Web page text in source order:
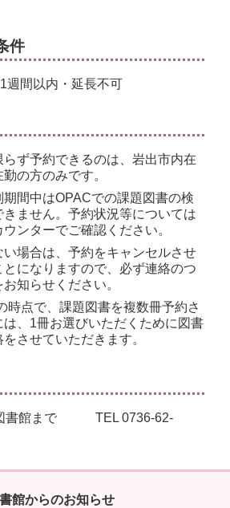
件
間以内・延長不可
ず予約できるのは、岩出市内在
の方のみです。
間中はOPACでの課題図書の検
ません。予約状況等については
ンターでご確認ください。
い場合は、予約をキャンセルさせ
とになりますので、必ず連絡のつ
知らせください。
時点で、課題図書を複数冊予約さ
は、1冊お選びいただくために図書
させていただきます。
書館まで TEL 0736-62-
館からのお知らせ